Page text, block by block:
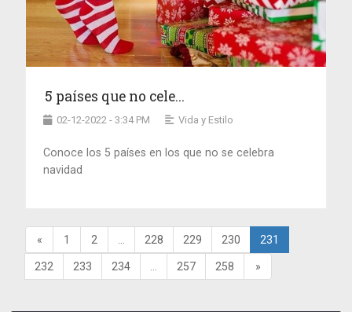
5 países que no cele...
02-12-2022 - 3:34 PM Vida y Estilo
Conoce los 5 países en los que no se celebra
navidad
« 1 2 228 229 230 231
232 233 234 257 258 »